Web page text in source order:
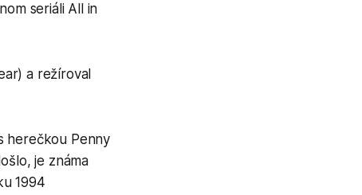
seriáli All in
a režíroval
herečkou Penny
je známa
1994